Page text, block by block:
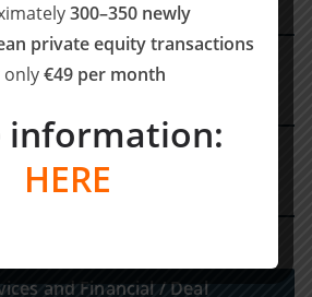
and Financial / Deal
300–350 newly
private equity transactions
€49 per month
information:
HERE